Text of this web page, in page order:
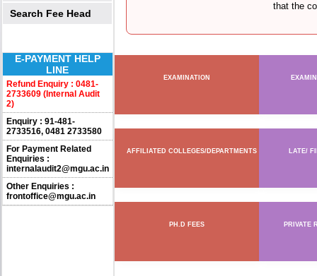
Search Fee Head
E-PAYMENT HELP
LINE
Refund Enquiry : 0481-
2733609 (Internal Audit
2)
Enquiry : 91-481-
2733516, 0481 2733580
For Payment Related
Enquiries :
internalaudit2@mgu.ac.in
Other Enquiries :
frontoffice@mgu.ac.in
that the
EXAMINATION
AFFILIATED COLLEGES/DEPARTMENTS LATE/
PH.D FEES PRIVATE